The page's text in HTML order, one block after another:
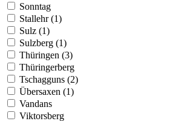
Sonntag
Stallehr (1)
Sulz (1)
Sulzberg (1)
Thüringen (3)
Thüringerberg
Tschagguns (2)
Übersaxen (1)
Vandans
Viktorsberg